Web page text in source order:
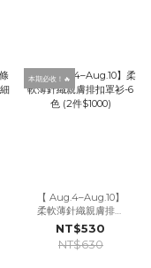
本期必收！🔥
【 Aug.4–Aug.10】
柔軟薄針織親膚排扣
罩衫-6色 (2件$1000)
NT$530
NT$630